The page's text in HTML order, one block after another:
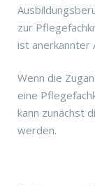
zur
ist anerkannter
Wenn die
eine
kann zunächst
werden.